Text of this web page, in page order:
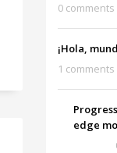
0 comments
¡Hola,
1 comments
edge